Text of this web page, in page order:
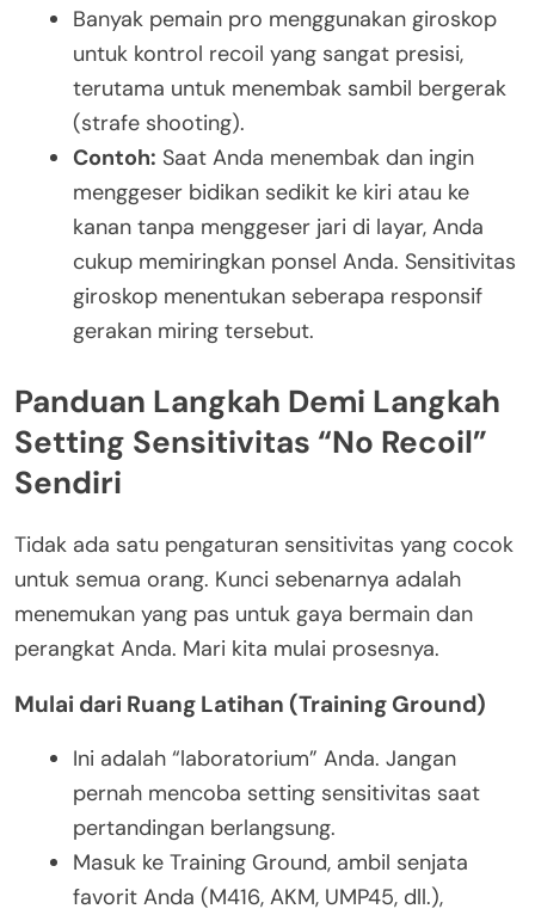
Banyak pemain pro menggunakan giroskop
untuk kontrol recoil yang sangat presisi,
terutama untuk menembak sambil bergerak
(strafe shooting).
Contoh: Saat Anda menembak dan ingin
menggeser bidikan sedikit ke kiri atau ke
kanan tanpa menggeser jari di layar, Anda
cukup memiringkan ponsel Anda. Sensitivitas
giroskop menentukan seberapa responsif
gerakan miring tersebut.
Panduan Langkah Demi Langkah
Setting Sensitivitas “No Recoil”
Sendiri
Tidak ada satu pengaturan sensitivitas yang cocok
untuk semua orang. Kunci sebenarnya adalah
menemukan yang pas untuk gaya bermain dan
perangkat Anda. Mari kita mulai prosesnya.
Mulai dari Ruang Latihan (Training Ground)
Ini adalah “laboratorium” Anda. Jangan
pernah mencoba setting sensitivitas saat
pertandingan berlangsung.
Masuk ke Training Ground, ambil senjata
favorit Anda (M416, AKM, UMP45, dll.),